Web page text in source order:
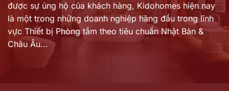
được sự ủng hộ của khách hàng, Kidohomes hiện nay
là một trong những doanh nghiệp hàng đầu trong lĩnh
vực Thiết bị Phòng tắm theo tiêu chuẩn Nhật Bản &
Châu Âu...